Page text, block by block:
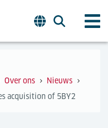
Over ons
Nieuws
acquisition of 5BY2